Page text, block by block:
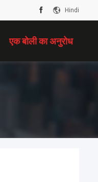
Hindi
एक बोली का अनुरोध